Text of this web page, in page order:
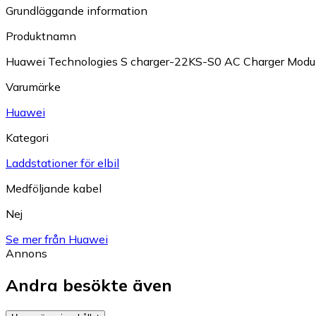
Grundläggande information
Produktnamn
Huawei Technologies S charger-22KS-S0 AC Charger
Varumärke
Huawei
Kategori
Laddstationer för elbil
Medföljande kabel
Nej
Se mer från Huawei
Annons
Andra besökte även